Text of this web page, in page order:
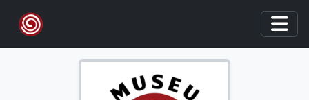
Skip to main content